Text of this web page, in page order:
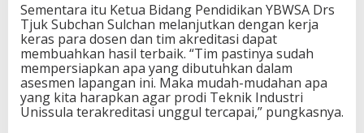
Sementara itu Ketua Bidang Pendidikan YBWSA Drs
Tjuk Subchan Sulchan melanjutkan dengan kerja
keras para dosen dan tim akreditasi dapat
membuahkan hasil terbaik. “Tim pastinya sudah
mempersiapkan apa yang dibutuhkan dalam
asesmen lapangan ini. Maka mudah-mudahan apa
yang kita harapkan agar prodi Teknik Industri
Unissula terakreditasi unggul tercapai,” pungkasnya.